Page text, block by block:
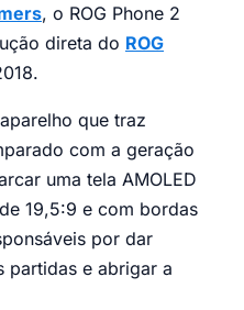
, o ROG Phone 2
direta do ROG
que traz
com a geração
uma tela AMOLED
19,5:9 e com bordas
por dar
partidas e abrigar a